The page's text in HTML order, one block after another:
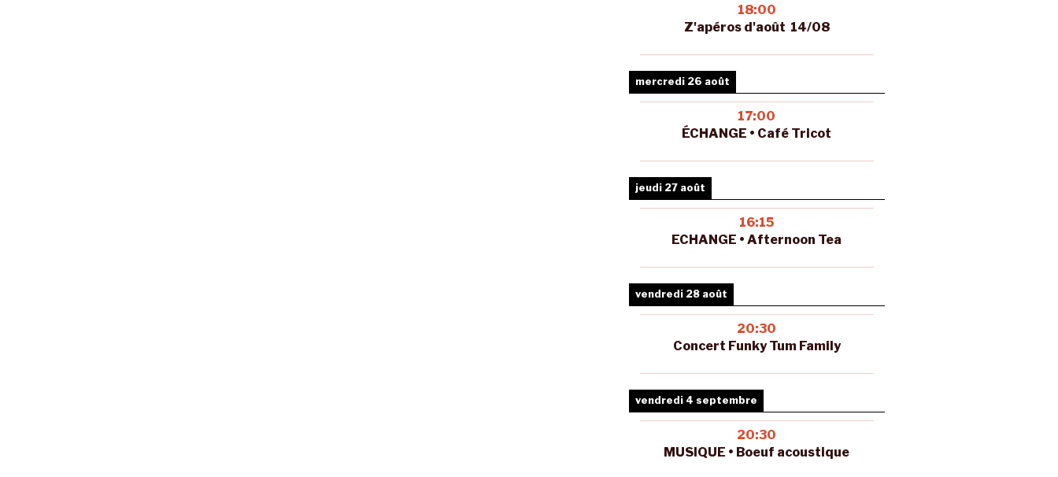
18:00
Z'apéros d'août 14/08
mercredi 26 août
17:00
ÉCHANGE • Café Tricot
jeudi 27 août
16:15
ECHANGE • Afternoon Tea
vendredi 28 août
20:30
Concert Funky Tum Family
vendredi 4 septembre
20:30
MUSIQUE • Boeuf acoustique